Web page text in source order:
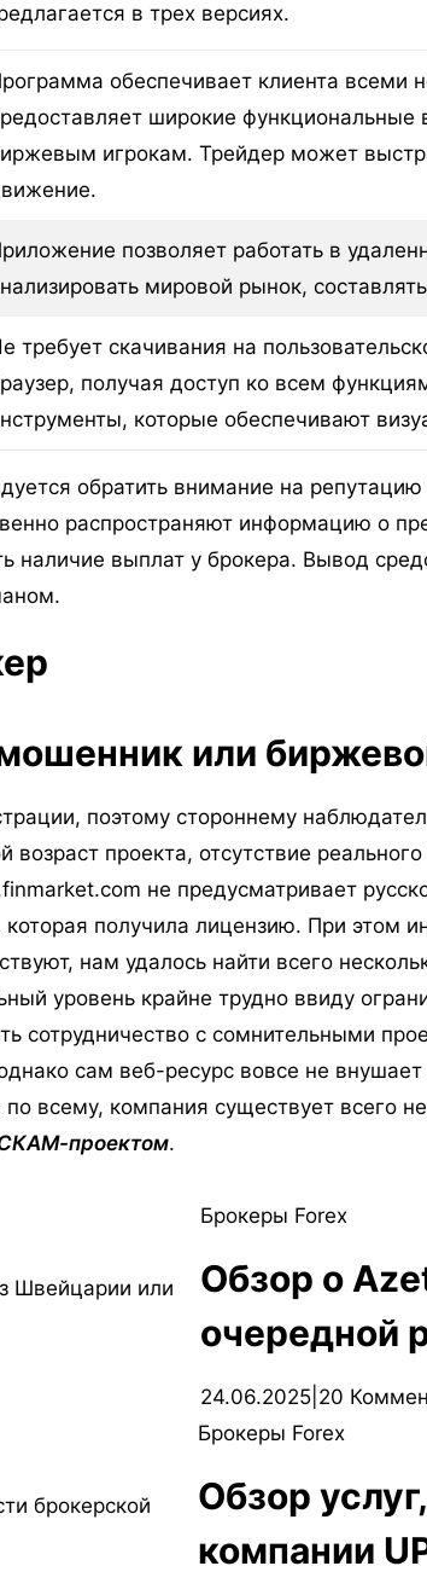
в трех версиях.
обеспечивает клиента всеми
широкие
игрокам. Трейдер может
позволяет работать в
мировой рынок,
требует скачивания на
получая доступ ко всем
которые обеспечивают
обратить внимание на
распространяют информацию о
наличие выплат у брокера. Вывод
или
поэтому стороннему
проекта, отсутствие
не предусматривает
получила лицензию. При этом
нам удалось найти всего
уровень крайне трудно ввиду
сотрудничество с сомнительными
сам веб-ресурс вовсе не
всему, компания существует всего
СКАМ-проектом.
Брокеры Forex
Обзор о
очередной
24.06.2025 20
Брокеры Forex
Обзор
компании